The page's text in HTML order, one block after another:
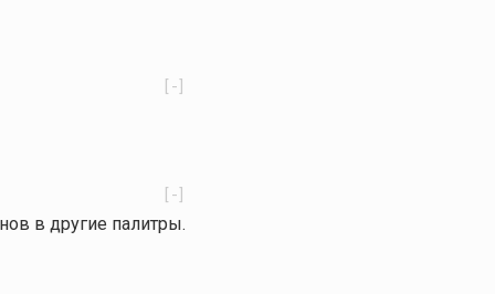
[-]
[-]
в другие палитры.